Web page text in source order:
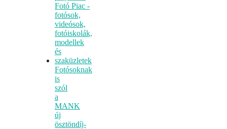
Fotósoknak
is
szól
a
MANK
új
ösztöndíj-